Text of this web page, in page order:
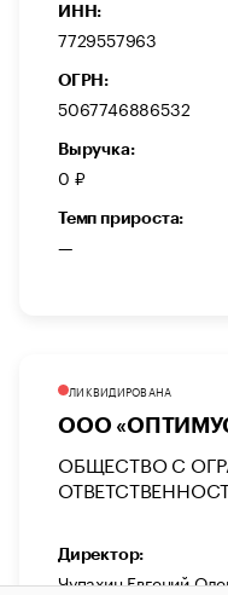
ИНН:
7729557963
ОГРН:
5067746886532
Выручка:
0 ₽
Темп прироста:
—
ЛИКВИДИРОВАНА
ООО
ОБЩЕСТВО С
Директор:
Чупахин Евгений